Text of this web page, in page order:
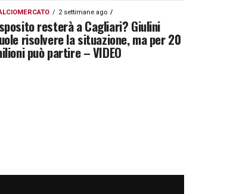
2 settimane ago
resterà a Cagliari? Giulini
risolvere la situazione, ma per 20
può partire – VIDEO